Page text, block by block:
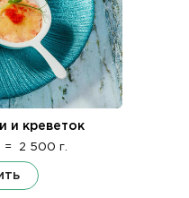
и креветок
= 2 500 г.